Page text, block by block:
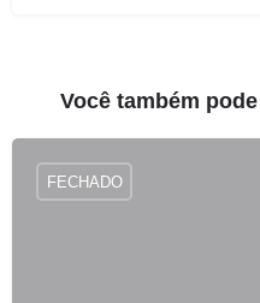
Você também
FECHADO